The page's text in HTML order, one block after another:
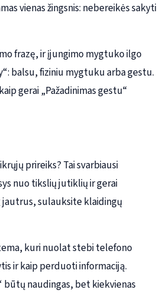
vienas žingsnis: nebereikės sakyti
frazę, ir įjungimo mygtuko ilgo
balsu, fiziniu mygtuku arba gestu.
gerai „Pažadinimas gestu“
prireiks? Tai svarbiausi
nuo tikslių jutiklių ir gerai
jautrus, sulauksite klaidingų
kuri nuolat stebi telefono
ir kaip perduoti informaciją.
būtų naudingas, bet kiekvienas